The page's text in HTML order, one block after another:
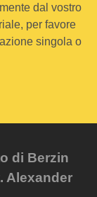
dal vostro
per favore
singola o
di Berzin
Alexander